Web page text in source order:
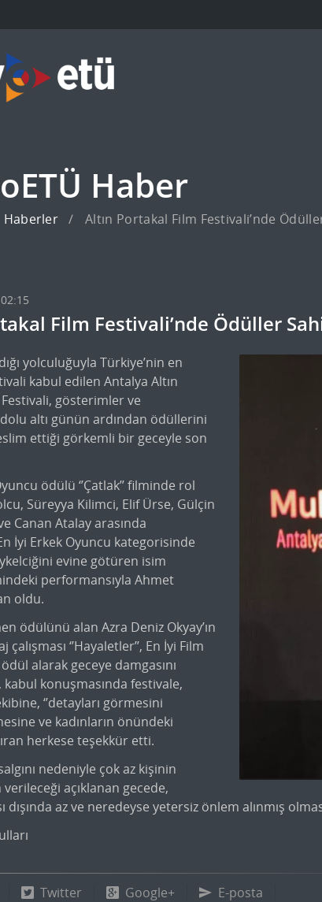
Haber
Haberler Altın Portakal Film Festivali’nde
Film Festivali’nde Ödüller
yolculuğuyla Türkiye’nin en
kabul edilen Antalya Altın
gösterimler ve
altı günün ardından ödüllerini
ettiği görkemli bir geceyle son
ödülü ‘’Çatlak’’ filminde rol
Süreyya Kilimci, Elif Ürse, Gülçin
Canan Atalay arasında
İyi Erkek Oyuncu kategorisinde
evine götüren isim
performansıyla Ahmet
oldu.
ödülünü alan Azra Deniz Okyay’ın
‘’Hayaletler’’, En İyi Film
alarak geceye damgasını
kabul konuşmasında festivale,
‘’detayları görmesini
ve kadınların önündeki
herkese teşekkür etti.
nedeniyle çok az kişinin
verileceği açıklanan gecede,
dışında az ve neredeyse yetersiz önlem alınmış
Twitter Google+ E-posta